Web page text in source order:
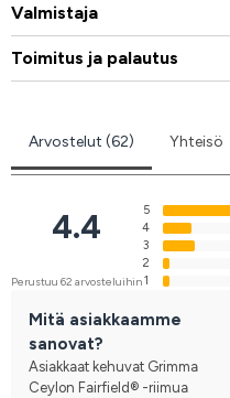
Valmistaja
Toimitus ja palautus
Arvostelut (62) Yhteisö
4.4
Perustuu 62 arvosteluihin
5
4
3
2
1
Mitä asiakkaamme
sanovat?
Asiakkaat kehuvat Grimma
Ceylon Fairfield® -riimua